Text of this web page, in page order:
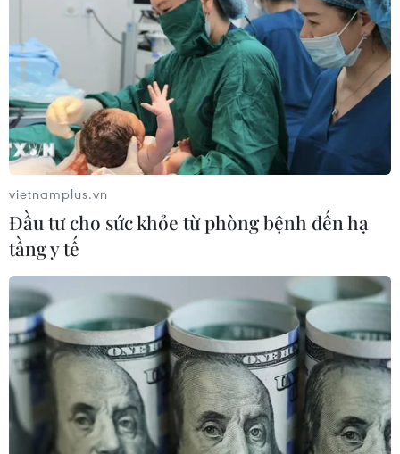
vietnamplus.vn
Đầu tư cho sức khỏe từ phòng bệnh đến hạ
tầng y tế